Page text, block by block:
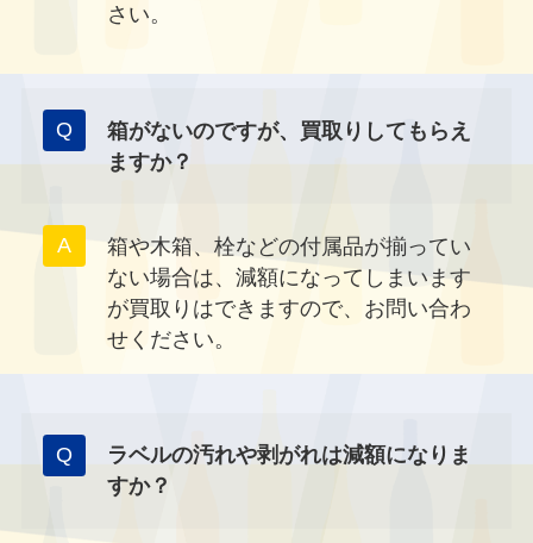
さい。
箱がないのですが、買取りしてもらえ
ますか？
箱や木箱、栓などの付属品が揃ってい
ない場合は、減額になってしまいます
が買取りはできますので、お問い合わ
せください。
ラベルの汚れや剥がれは減額になりま
すか？